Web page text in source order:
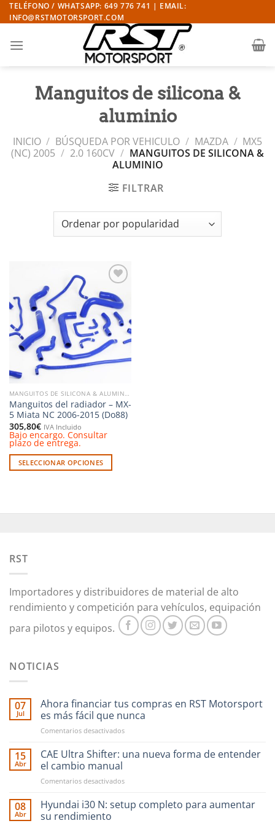
Saltar
al
TELÉFONO / WHATSAPP: 649 776 741 | EMAIL:
INFO@RSTMOTORSPORT.COM
Manguitos de silicona &
aluminio
INICIO / BÚSQUEDA POR VEHICULO / MAZDA / MX5
(NC) 2005 / 2.0 160CV / MANGUITOS DE SILICONA &
ALUMINIO
FILTRAR
Añadir
a la
lista de
deseos
MANGUITOS DE SILICONA & ALUMINIO
Manguitos del radiador – MX-
5 Miata NC 2006-2015 (Do88)
305,80€ IVA Incluido
Bajo encargo. Consultar
plazo de entrega.
SELECCIONAR OPCIONES
múltiples
opciones
elegir
en
página
RST
Importadores y distribuidores de material de alto
rendimiento y competición para vehículos, equipación
para pilotos y equipos.
NOTICIAS
07
Jul
Ahora financiar tus compras en RST Motorsport
es más fácil que nunca
Comentarios desactivadosen
financiar
en
Motorsport
15
Abr
CAE Ultra Shifter: una nueva forma de entender
el cambio manual
Comentarios desactivadosen
Ultra
Shifter:
08
Abr
Hyundai i30 N: setup completo para aumentar
su rendimiento